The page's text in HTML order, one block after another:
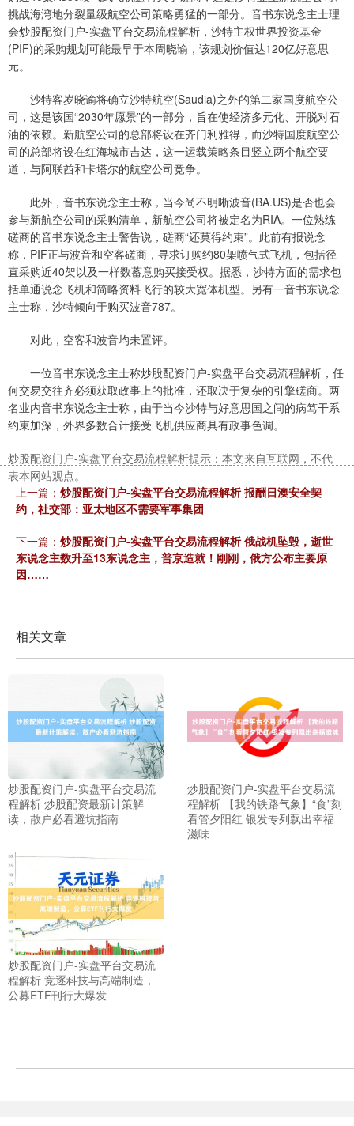
挑战海湾地分裂量级航空公司策略勇猛的一部分。音书东说念主士理
会炒股配资门户-实盘平台交易流程解析，沙特主权世界投资基金
(PIF)的采购规划可能最早于本周晓谕，该规划价值达120亿好意思
元。
沙特客岁晓谕将确立沙特航空(Saudia)之外的第二家国度航空公
司，这是该国“2030年愿景”的一部分，旨在使经济多元化、开脱对石
油的依赖。新航空公司的总部将设在齐门利雅得，而沙特国度航空公
司的总部将设在红海城市吉达，这一运载策略条目竖立两个航空要
道，与阿联酋和卡塔尔的航空公司竞争。
此外，音书东说念主士称，当今尚不明晰波音(BA.US)是否也会
参与新航空公司的采购清单，新航空公司将被定名为RIA。一位熟练
磋商的音书东说念主士警告说，磋商“还莫得约束”。此前有报说念
称，PIF正与波音和空客磋商，寻求订购约80架喷气式飞机，包括径
直采购近40架以及一样数蓄意购买接受权。据悉，沙特方面的需求包
括单通说念飞机和简略资料飞行的较大宽体机型。另有一音书东说念
主士称，沙特倾向于购买波音787。
对此，空客和波音均未置评。
一位音书东说念主士称炒股配资门户-实盘平台交易流程解析，任
何交易交往齐必须获取政事上的批准，还取决于复杂的引擎磋商。两
名业内音书东说念主士称，由于当今沙特与好意思国之间的病笃干系
约束加深，外界多数合计接受飞机供应商具有政事色调。
炒股配资门户-实盘平台交易流程解析提示：本文来自互联网，不代
表本网站观点。
上一篇： 炒股配资门户-实盘平台交易流程解析 报酬日澳安全契
约，社交部：亚太地区不需要军事集团
下一篇： 炒股配资门户-实盘平台交易流程解析 俄战机坠毁，逝世
东说念主数升至13东说念主，普京造就！刚刚，俄方公布主要原
因……
相关文章
炒股配资门户-实盘平台交易流
程解析 炒股配资最新计策解
读，散户必看避坑指南
炒股配资门户-实盘平台交易流
程解析 【我的铁路气象】“食”刻
看管夕阳红 银发专列飘出幸福
滋味
炒股配资门户-实盘平台交易流
程解析 竞逐科技与高端制造，
公募ETF刊行大爆发
上证综指 3940.04